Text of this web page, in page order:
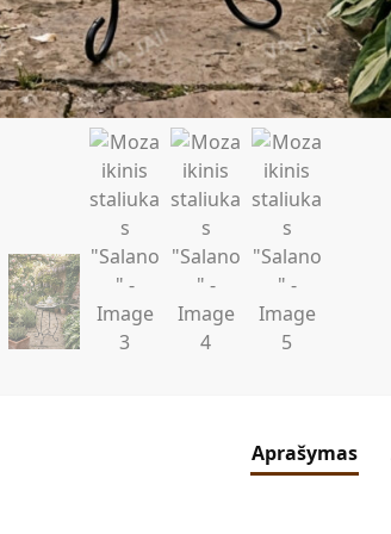
Aprašymas